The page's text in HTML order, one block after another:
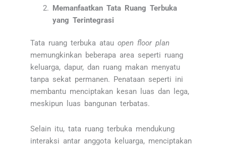
Memanfaatkan Tata Ruang Terbuka
yang Terintegrasi
Tata ruang terbuka atau open floor plan
memungkinkan beberapa area seperti ruang
keluarga, dapur, dan ruang makan menyatu
tanpa sekat permanen. Penataan seperti ini
membantu menciptakan kesan luas dan lega,
meskipun luas bangunan terbatas.
Selain itu, tata ruang terbuka mendukung
interaksi antar anggota keluarga, menciptakan